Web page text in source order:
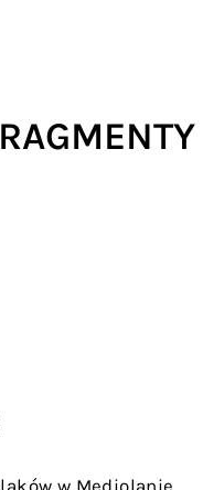
w Mediolanie